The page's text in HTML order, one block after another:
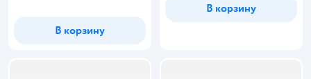
В корзину
В корзину